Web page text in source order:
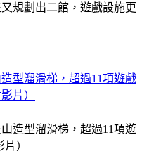
規劃出二館，遊戲設施更
型溜滑梯，超過11項遊戲
片）